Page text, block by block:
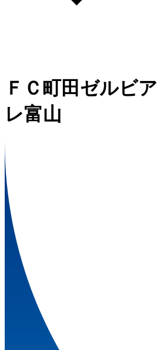
ＦＣ町田ゼルビア
レ富山